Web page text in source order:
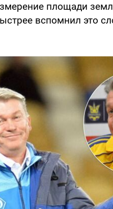
площади
вспомнил это